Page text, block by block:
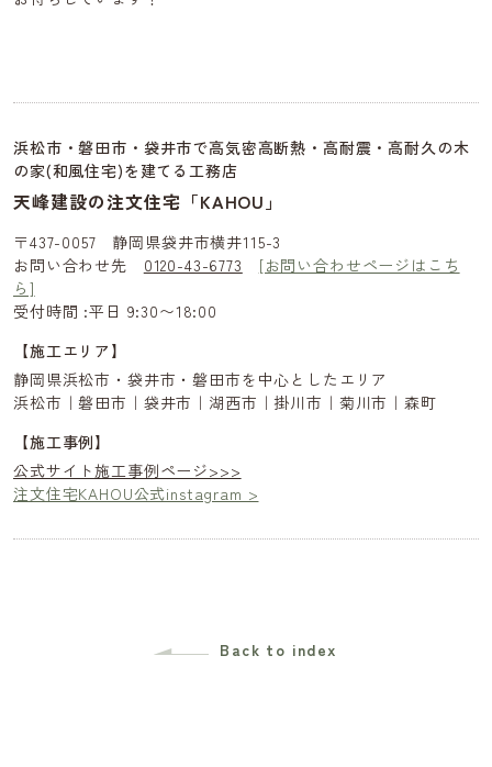
浜松市・磐田市・袋井市で高気密高断熱・高耐震・高耐久の木
の家(和風住宅)を建てる工務店
天峰建設の注文住宅「KAHOU」
〒437-0057 静岡県袋井市横井115-3
お問い合わせ先 0120-43-6773
[お問い合わせページはこち
ら]
受付時間 :平日 9:30〜18:00
【施工エリア】
静岡県浜松市・袋井市・磐田市を中心としたエリア
浜松市｜磐田市｜袋井市｜湖西市｜掛川市｜菊川市｜森町
【施工事例】
公式サイト施工事例ページ>>>
注文住宅KAHOU公式instagram >
Back to index